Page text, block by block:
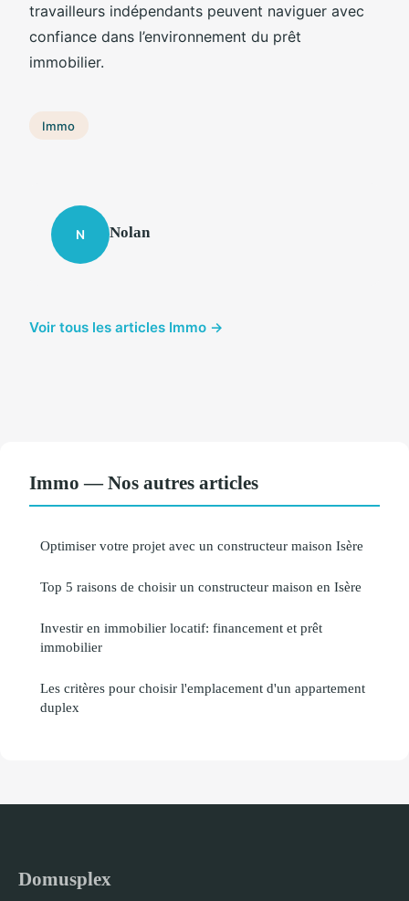
travailleurs indépendants peuvent naviguer avec
confiance dans l’environnement du prêt
immobilier.
Immo
N Nolan
Voir tous les articles Immo →
Immo — Nos autres articles
Optimiser votre projet avec un constructeur maison Isère
Top 5 raisons de choisir un constructeur maison en Isère
Investir en immobilier locatif: financement et prêt
immobilier
Les critères pour choisir l'emplacement d'un appartement
duplex
Domusplex